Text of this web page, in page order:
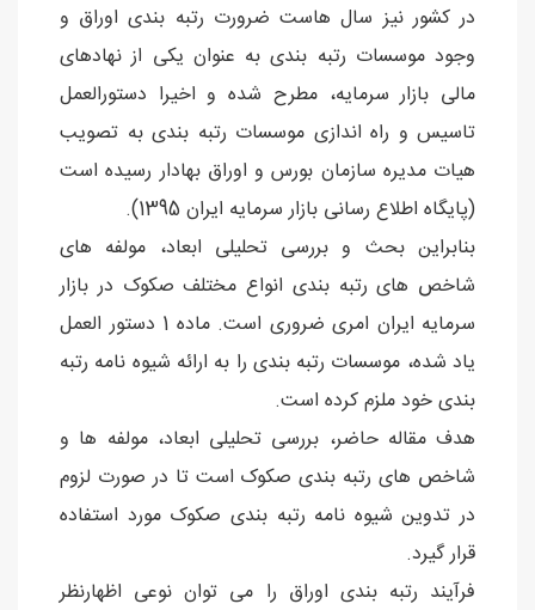
در کشور نیز سال هاست ضرورت رتبه بندی اوراق و
وجود موسسات رتبه بندی به عنوان یکی از نهادهای
مالی بازار سرمایه، مطرح شده و اخیرا دستورالعمل
تاسیس و راه اندازی موسسات رتبه بندی به تصویب
هیات مدیره سازمان بورس و اوراق بهادار رسیده است
(پایگاه اطلاع رسانی بازار سرمایه ایران 1395).
بنابراین بحث و بررسی تحلیلی ابعاد، مولفه های
شاخص های رتبه بندی انواع مختلف صکوک در بازار
سرمایه ایران امری ضروری است. ماده 1 دستور العمل
یاد شده، موسسات رتبه بندی را به ارائه شیوه نامه رتبه
بندی خود ملزم کرده است.
هدف مقاله حاضر، بررسی تحلیلی ابعاد، مولفه ها و
شاخص های رتبه بندی صکوک است تا در صورت لزوم
در تدوین شیوه نامه رتبه بندی صکوک مورد استفاده
قرار گیرد.
فرآیند رتبه بندی اوراق را می توان نوعی اظهارنظر